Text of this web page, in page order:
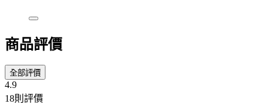
商品評價
全部評價
4.9
18則評價